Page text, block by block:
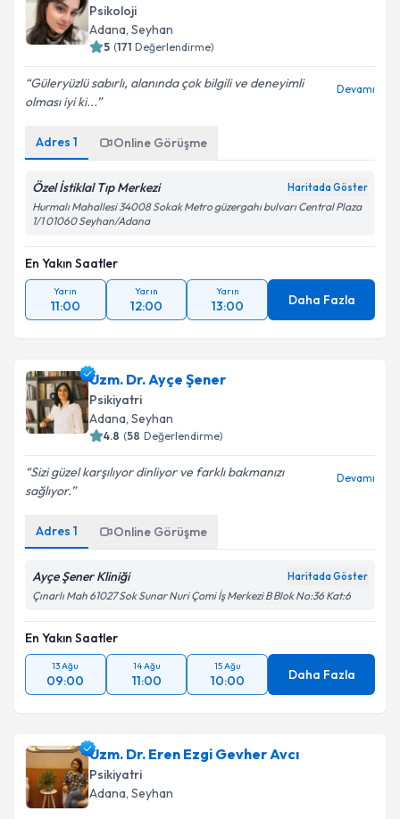
Psikoloji
Adana, Seyhan
5 (171 Değerlendirme)
Güleryüzlü sabırlı, alanında çok bilgili ve deneyimli
olması iyi ki...
Devamı
Adres 1 Online Görüşme
Özel İstiklal Tıp Merkezi Haritada Göster
Hurmalı Mahallesi 34008 Sokak Metro güzergahı bulvarı Central Plaza
1/1 01060 Seyhan/Adana
En Yakın Saatler
Yarın
11:00
Yarın
12:00
Yarın
13:00 Daha Fazla
Uzm. Dr. Ayçe Şener
Psikiyatri
Adana, Seyhan
4.8 (58 Değerlendirme)
Sizi güzel karşılıyor dinliyor ve farklı bakmanızı
sağlıyor.
Devamı
Adres 1 Online Görüşme
Ayçe Şener Kliniği Haritada Göster
Çınarlı Mah 61027 Sok Sunar Nuri Çomi İş Merkezi B Blok No:36 Kat:6
En Yakın Saatler
13 Ağu
09:00
14 Ağu
11:00
15 Ağu
10:00 Daha Fazla
Uzm. Dr. Eren Ezgi Gevher Avcı
Psikiyatri
Adana, Seyhan